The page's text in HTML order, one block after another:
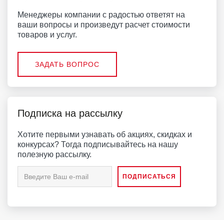
Менеджеры компании с радостью ответят на
ваши вопросы и произведут расчет стоимости
товаров и услуг.
ЗАДАТЬ ВОПРОС
Подписка на рассылку
Хотите первыми узнавать об акциях, скидках и
конкурсах? Тогда подписывайтесь на нашу
полезную рассылку.